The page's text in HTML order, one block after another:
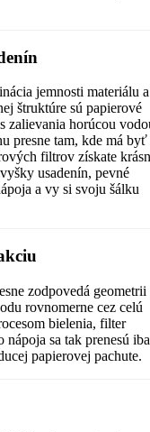
jemnosti materiálu a
štruktúre sú papierové
zalievania horúcou
presne tam, kde má byť
filtrov získate
usadenín, pevné
a vy si svoju šálku
zodpovedá geometrii
rovnomerne cez celú
bielenia, filter
sa tak prenesú iba
papierovej pachute.